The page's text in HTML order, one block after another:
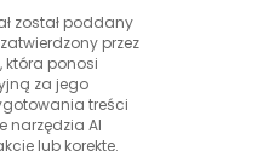
został poddany
przez
która ponosi
za jego
treści
narzędzia AI
lub korektę.